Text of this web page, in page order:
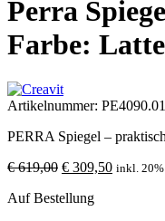
Perra
Farbe: Latte
Artikelnummer:
PERRA Spiegel –
€619,00 Ursprünglicher
war:
€ 309,50Aktueller
inkl. 20%
Auf Bestellung